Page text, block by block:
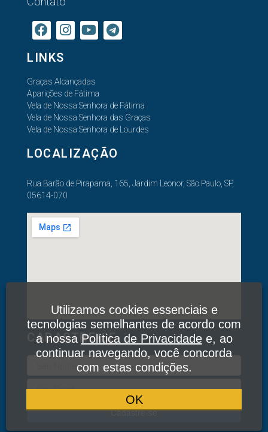
LINKS
Graças Alcançadas
Aparições de Fátima
Vela de Nossa Senhora de Fátima
Vela de Nossa Senhora das Graças
Vela de Nossa Senhora de Lourdes
LOCALIZAÇÃO
Rua Barão de Pirapama, 165, Jardim Leonor, São Paulo, SP,
05614-070
CADASTRE-SE
Cadastre-se
Utilizamos cookies essenciais e
tecnologias semelhantes de acordo com
a nossaPolítica de Privacidadee, ao
continuar navegando, você concorda
com estas condições.
OK